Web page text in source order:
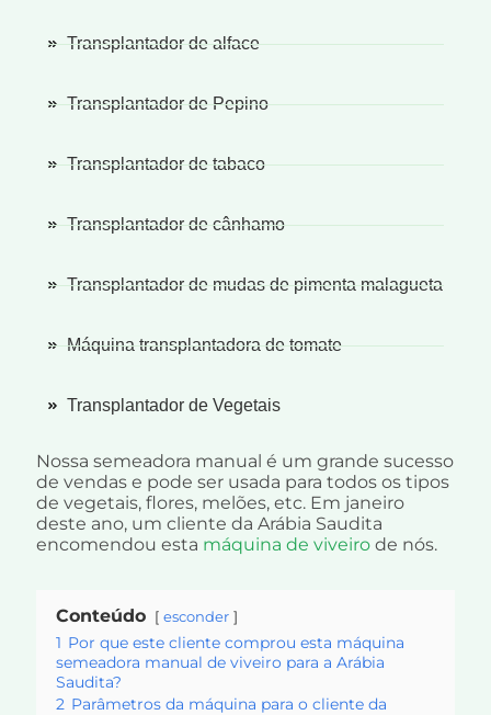
Transplantador de alface
Transplantador de Pepino
Transplantador de tabaco
Transplantador de cânhamo
Transplantador de mudas de pimenta malagueta
Máquina transplantadora de tomate
Transplantador de Vegetais
Nossa semeadora manual é um grande sucesso
de vendas e pode ser usada para todos os tipos
de vegetais, flores, melões, etc. Em janeiro
deste ano, um cliente da Arábia Saudita
encomendou esta máquina de viveiro de nós.
Conteúdo esconder
1 Por que este cliente comprou esta máquina
semeadora manual de viveiro para a Arábia
Saudita?
2 Parâmetros da máquina para o cliente da